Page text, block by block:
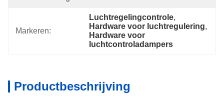
Markeren:
Luchtregelingcontrole,
Hardware voor luchtregulering
Hardware voor
luchtcontroladampers
Productbeschrijving